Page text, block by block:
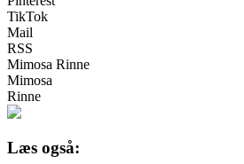
TikTok
Mail
RSS
Mimosa Rinne
Mimosa
Rinne
Læs også: